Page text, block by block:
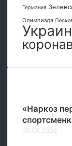
с
а
м
л
т
т
о
в
а
р
о
с
с
Германия
Олимпиада
«Наркоз
06.08.2026